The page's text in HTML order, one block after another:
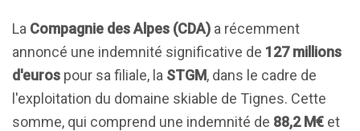
La Compagnie des Alpes (CDA) a récemment
annoncé une indemnité significative de 127 millions
d'euros pour sa filiale, la STGM, dans le cadre de
l'exploitation du domaine skiable de Tignes. Cette
somme, qui comprend une indemnité de 88,2 M€ et